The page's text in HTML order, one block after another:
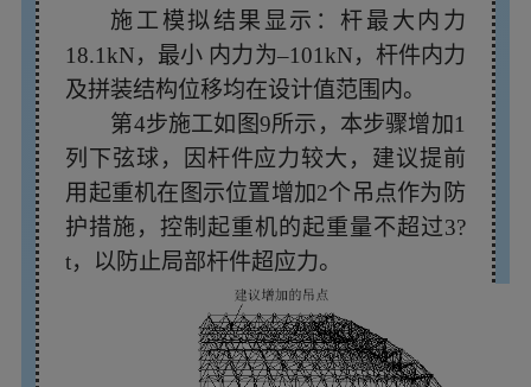
施工模拟结果显示：杆最大内力
18.1kN，最小 内力为–101kN，杆件内力
及拼装结构位移均在设计值范围内。
第4步施工如图9所示，本步骤增加1
列下弦球，因杆件应力较大，建议提前
用起重机在图示位置增加2个吊点作为防
护措施，控制起重机的起重量不超过3?
t，以防止局部杆件超应力。